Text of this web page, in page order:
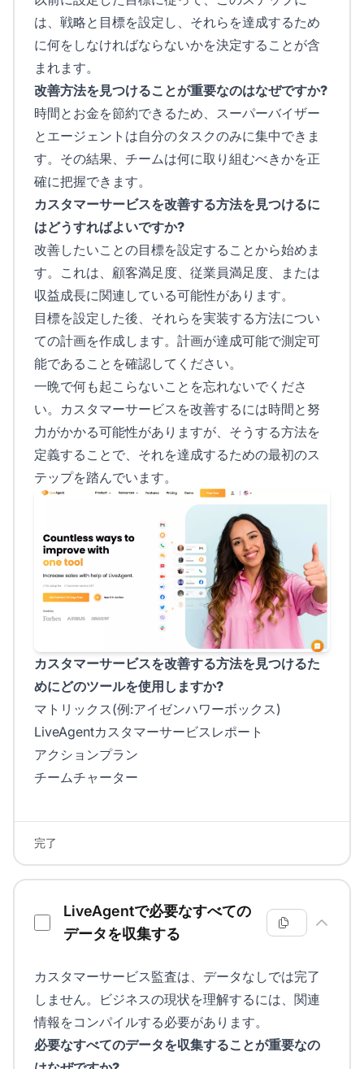
は、戦略と目標を設定し、それらを達成するため
に何をしなければならないかを決定することが含
まれます。
改善方法を見つけることが重要なのはなぜですか?
時間とお金を節約できるため、スーパーバイザー
とエージェントは自分のタスクのみに集中できま
す。その結果、チームは何に取り組むべきかを正
確に把握できます。
カスタマーサービスを改善する方法を見つけるに
はどうすればよいですか?
改善したいことの目標を設定することから始めま
す。これは、顧客満足度、従業員満足度、または
収益成長に関連している可能性があります。
目標を設定した後、それらを実装する方法につい
ての計画を作成します。計画が達成可能で測定可
能であることを確認してください。
一晩で何も起こらないことを忘れないでくださ
い。カスタマーサービスを改善するには時間と努
力がかかる可能性がありますが、そうする方法を
定義することで、それを達成するための最初のス
テップを踏んでいます。
カスタマーサービスを改善する方法を見つけるた
めにどのツールを使用しますか?
マトリックス(例:アイゼンハワーボックス)
LiveAgentカスタマーサービスレポート
アクションプラン
チームチャーター
完了
LiveAgentで必要なすべての
データを収集する
カスタマーサービス監査は、データなしでは完了
しません。ビジネスの現状を理解するには、関連
情報をコンパイルする必要があります。
必要なすべてのデータを収集することが重要なの